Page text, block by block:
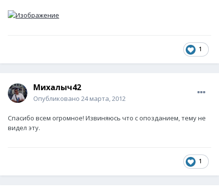
1
Михалыч42
Опубликовано 24 марта, 2012
Спасибо всем огромное! Извиняюсь что с опозданием, тему не
видел эту.
1